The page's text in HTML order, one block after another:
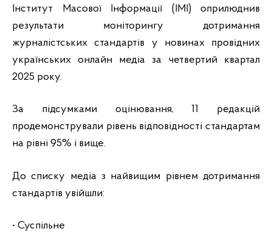
Інститут Масової Інформації (ІМІ) оприлюднив
результати моніторингу дотримання
журналістських стандартів у новинах провідних
українських онлайн медіа за четвертий квартал
2025 року.
За підсумками оцінювання, 11 редакцій
продемонстрували рівень відповідності стандартам
на рівні 95% і вище.
До списку медіа з найвищим рівнем дотримання
стандартів увійшли:
• Суспільне